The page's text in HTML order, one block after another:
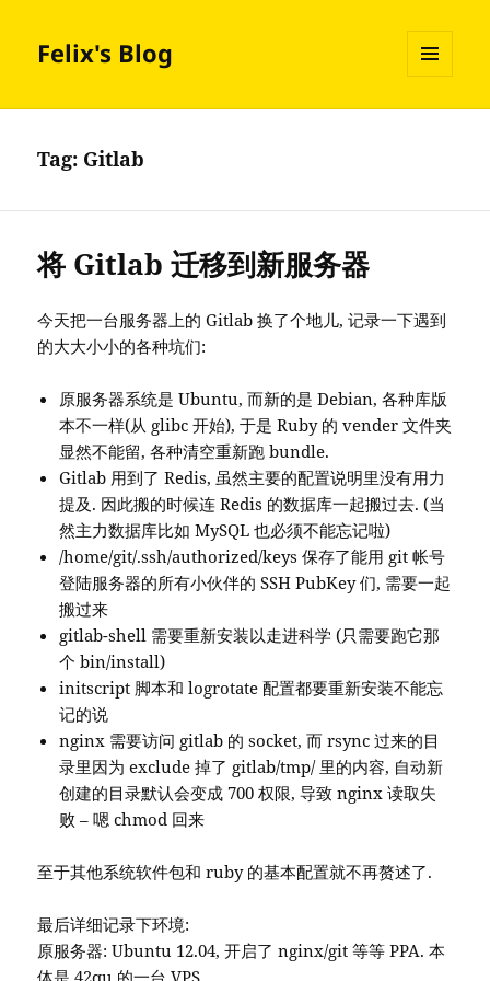
Felix's Blog
AND
Tag: Gitlab
将 Gitlab 迁移到新服务器
今天把一台服务器上的 Gitlab 换了个地儿, 记录一下遇到
的大大小小的各种坑们:
原服务器系统是 Ubuntu, 而新的是 Debian, 各种库版
本不一样(从 glibc 开始), 于是 Ruby 的 vender 文件夹
显然不能留, 各种清空重新跑 bundle.
Gitlab 用到了 Redis, 虽然主要的配置说明里没有用力
提及. 因此搬的时候连 Redis 的数据库一起搬过去. (当
然主力数据库比如 MySQL 也必须不能忘记啦)
/home/git/.ssh/authorized/keys 保存了能用 git 帐号
登陆服务器的所有小伙伴的 SSH PubKey 们, 需要一起
搬过来
gitlab-shell 需要重新安装以走进科学 (只需要跑它那
个 bin/install)
initscript 脚本和 logrotate 配置都要重新安装不能忘
记的说
nginx 需要访问 gitlab 的 socket, 而 rsync 过来的目
录里因为 exclude 掉了 gitlab/tmp/ 里的内容, 自动新
创建的目录默认会变成 700 权限, 导致 nginx 读取失
败 – 嗯 chmod 回来
至于其他系统软件包和 ruby 的基本配置就不再赘述了.
最后详细记录下环境:
原服务器: Ubuntu 12.04, 开启了 nginx/git 等等 PPA. 本